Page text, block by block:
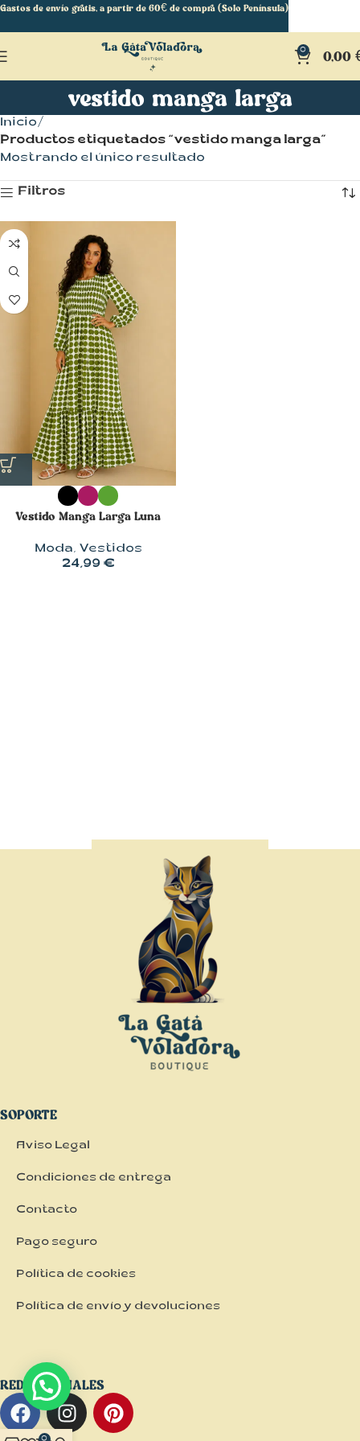
0 0,00
vestido manga larga
Inicio
Productos etiquetados “vestido manga larga”
Mostrando el único resultado
Filtros
Vestido Manga Larga Luna
Moda, Vestidos
24,99 €
SOPORTE
Aviso Legal
Condiciones de entrega
Contacto
Pago seguro
Política de cookies
Política de envío y devoluciones
REDES SOCIALES
Gastos de envío gratis, a partir de 60€ de compra (Solo Península)
0